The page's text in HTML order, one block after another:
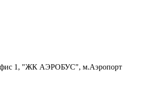
офис 1, "ЖК АЭРОБУС", м.Аэропорт